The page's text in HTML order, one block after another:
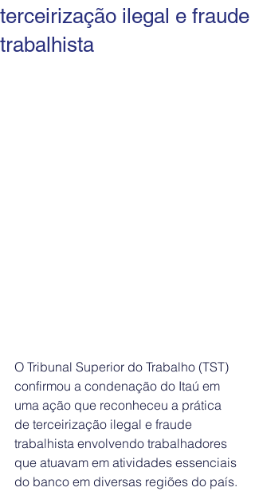
terceirização ilegal e fraude
trabalhista
O Tribunal Superior do Trabalho (TST)
confirmou a condenação do Itaú em
uma ação que reconheceu a prática
de terceirização ilegal e fraude
trabalhista envolvendo trabalhadores
que atuavam em atividades essenciais
do banco em diversas regiões do país.